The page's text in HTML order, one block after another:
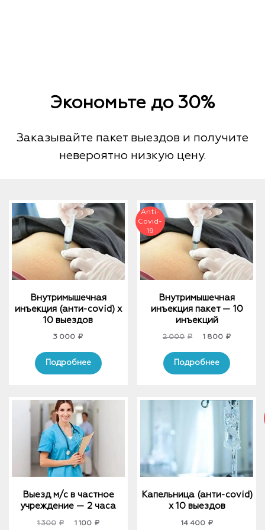
Экономьте до 30%
Заказывайте пакет выездов и получите
невероятно низкую цену.
Внутримышечная
инъекция (анти-covid) х
10 выездов
3 000 ₽
Подробнее
Внутримышечная
инъекция пакет — 10
инъекций
2 000 ₽
Original
was:
2
1 800 ₽Current
Подробнее
Выезд м/с в частное
учреждение — 2 часа
1 300 ₽
Original
1 100 ₽Current
Капельница (анти-covid)
x 10 выездов
14 400 ₽